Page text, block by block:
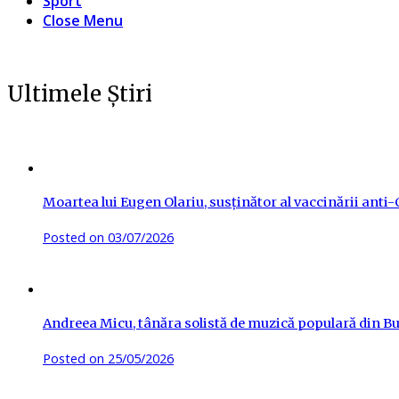
Close Menu
Ultimele Știri
Moartea lui Eugen Olariu, susținător al vaccinării
Posted on 03/07/2026
Andreea Micu, tânăra solistă de muzică populară din
Posted on 25/05/2026